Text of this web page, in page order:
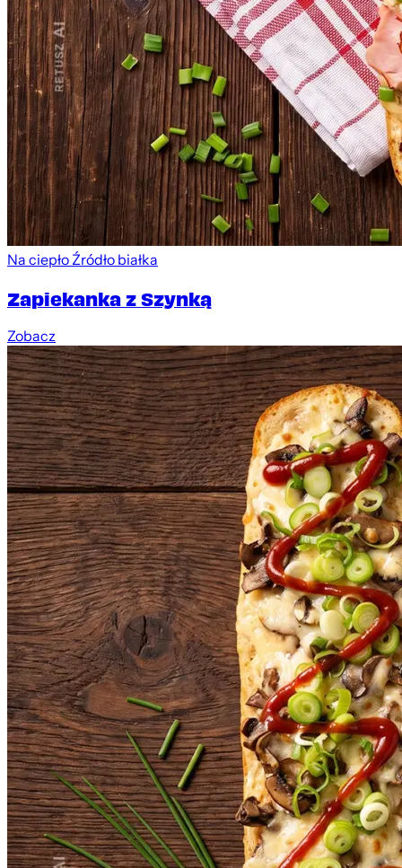
Na ciepłoŹródło białka
Zapiekanka z Szynką
Zobacz